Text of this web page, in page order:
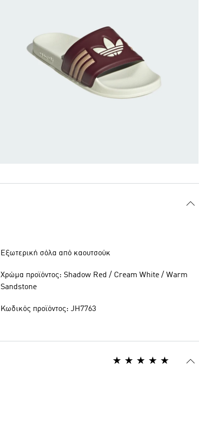
Εξωτερική σόλα από καουτσούκ
Χρώμα προϊόντος: Shadow Red / Cream White / Warm
Sandstone
Κωδικός προϊόντος: JH7763